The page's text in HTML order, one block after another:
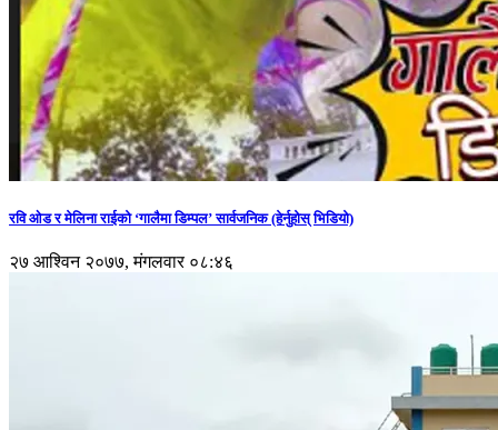
रवि ओड र मेलिना राईको ‘गालैमा डिम्पल’ सार्वजनिक (हेर्नुहोस् भिडियो)
२७ आश्विन २०७७, मंगलवार ०८:४६